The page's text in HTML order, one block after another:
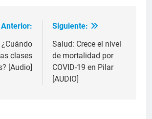
Anterior:
clases
[Audio]
Siguiente:
Salud: Crece el nivel
de mortalidad por
COVID-19 en Pilar
[AUDIO]